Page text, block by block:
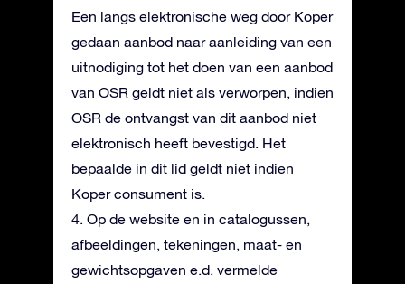
Een langs elektronische weg door Koper
gedaan aanbod naar aanleiding van een
uitnodiging tot het doen van een aanbod
van OSR geldt niet als verworpen, indien
OSR de ontvangst van dit aanbod niet
elektronisch heeft bevestigd. Het
bepaalde in dit lid geldt niet indien
Koper consument is.
4. Op de website en in catalogussen,
afbeeldingen, tekeningen, maat- en
gewichtsopgaven e.d. vermelde